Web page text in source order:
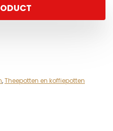
,Theepotten en koffiepotten